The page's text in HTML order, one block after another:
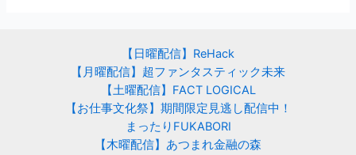
【日曜配信】ReHack
【月曜配信】超ファンタスティック未来
【土曜配信】FACT LOGICAL
【お仕事文化祭】期間限定見逃し配信中！
まったりFUKABORI
【木曜配信】あつまれ金融の森